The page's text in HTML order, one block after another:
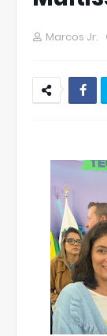
Marcos Jr.